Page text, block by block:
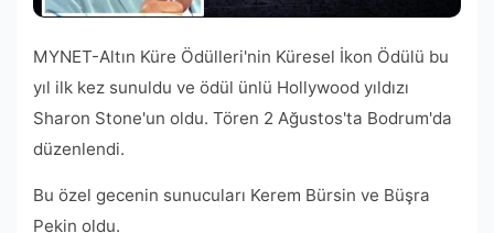
MYNET-Altın Küre Ödülleri'nin Küresel İkon Ödülü bu
yıl ilk kez sunuldu ve ödül ünlü Hollywood yıldızı
Sharon Stone'un oldu. Tören 2 Ağustos'ta Bodrum'da
düzenlendi.
Bu özel gecenin sunucuları Kerem Bürsin ve Büşra
Pekin oldu.